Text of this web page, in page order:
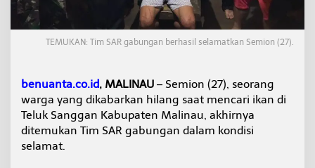
,
i
o
n
D
i
TEMUKAN: Tim SAR gabungan berhasil selamatkan Semion (27).
benuanta.co.id, MALINAU – Semion (27), seorang
warga yang dikabarkan hilang saat mencari ikan di
Teluk Sanggan Kabupaten Malinau, akhirnya
ditemukan Tim SAR gabungan dalam kondisi
selamat.